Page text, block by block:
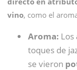
vino, como el
Aroma: Los
toques de
se vieron